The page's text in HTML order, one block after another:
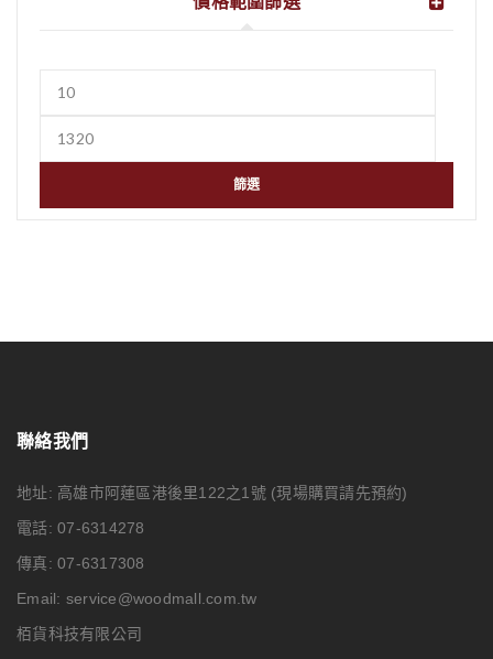
篩選
聯絡我們
地址: 高雄市阿蓮區港後里122之1號 (現場購買請先預約)
電話: 07-6314278
傳真: 07-6317308
Email: service@woodmall.com.tw
栢貨科技有限公司